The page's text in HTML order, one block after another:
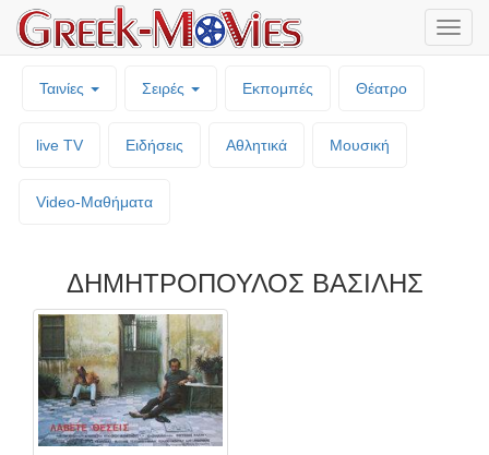
Ταινίες Σειρές Εκπομπές Θέατρο
live TV Ειδήσεις Αθλητικά Μουσική
Video-Mαθήματα
ΔΗΜΗΤΡΟΠΟΥΛΟΣ ΒΑΣΙΛΗΣ